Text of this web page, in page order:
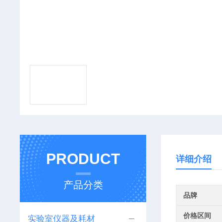
PRODUCT
产品分类
实验室仪器及耗材
详细介绍
品牌
价格区间